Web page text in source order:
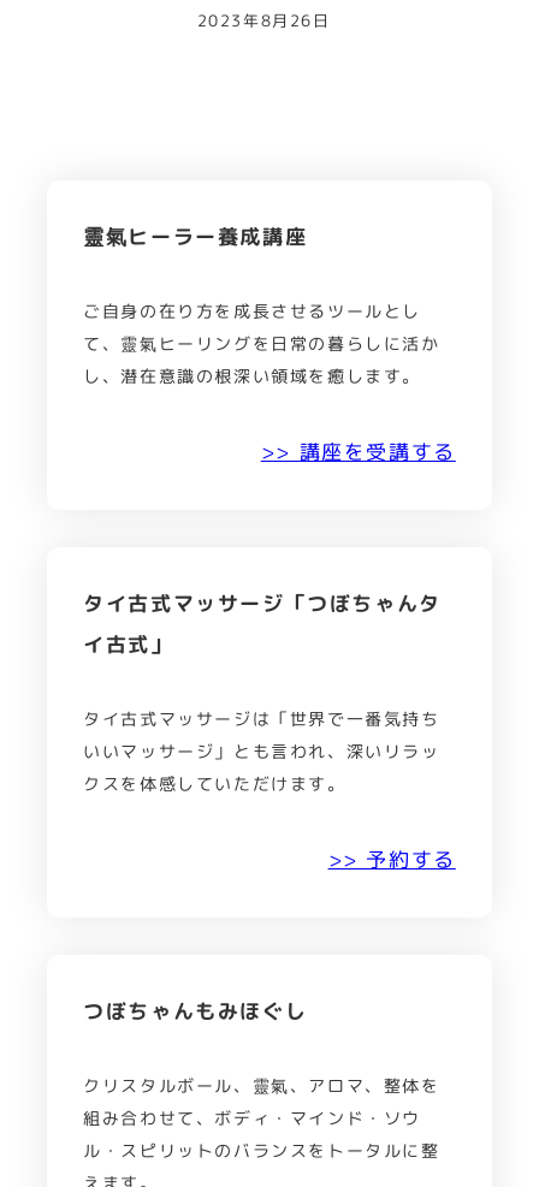
2023年8月26日
靈氣ヒーラー養成講座
ご自身の在り方を成長させるツールとし
て、靈氣ヒーリングを日常の暮らしに活か
し、潜在意識の根深い領域を癒します。
>> 講座を受講する
タイ古式マッサージ「つぼちゃんタ
イ古式」
タイ古式マッサージは「世界で一番気持ち
いいマッサージ」とも言われ、深いリラッ
クスを体感していただけます。
>> 予約する
つぼちゃんもみほぐし
クリスタルボール、靈氣、アロマ、整体を
組み合わせて、ボディ・マインド・ソウ
ル・スピリットのバランスをトータルに整